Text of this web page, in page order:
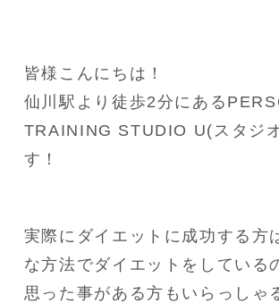
皆様こんにちは！
仙川駅より徒歩2分にある
TRAINING STUDIO U(スタジ
す！
実際にダイエットに成功する方
な方法でダイエットをしている
思った事がある方もいらっしゃ